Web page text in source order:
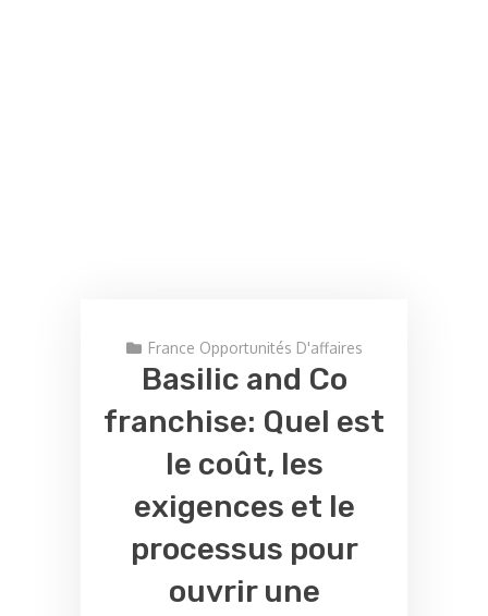
France Opportunités D'affaires
Basilic and Co
franchise: Quel est
le coût, les
exigences et le
processus pour
ouvrir une